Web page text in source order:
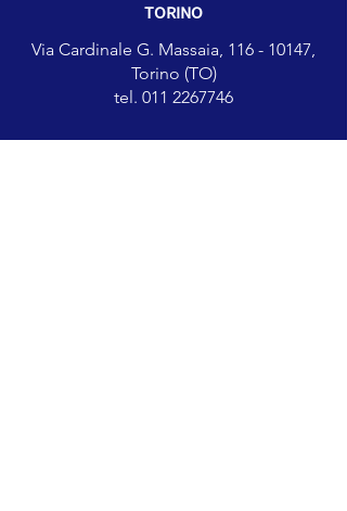
TORINO
Via Cardinale G. Massaia, 116 - 10147,
Torino (TO)
tel. 011 2267746